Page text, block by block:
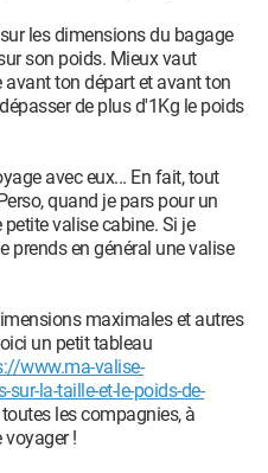
les dimensions du bagage
son poids. Mieux vaut
ton départ et avant ton
de plus d'1Kg le poids
avec eux... En fait, tout
quand je pars pour un
valise cabine. Si je
prends en général une valise
maximales et autres
un petit tableau
www.ma-valise-
la-taille-et-le-poids-de-
les compagnies, à
!